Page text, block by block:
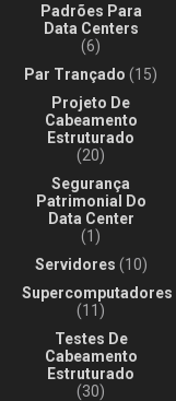
Padrões Para
Data Centers
(6)
Par Trançado (15)
Projeto De
Cabeamento
Estruturado
(20)
Segurança
Patrimonial Do
Data Center
(1)
Servidores (10)
Supercomputadores
(11)
Testes De
Cabeamento
Estruturado
(30)